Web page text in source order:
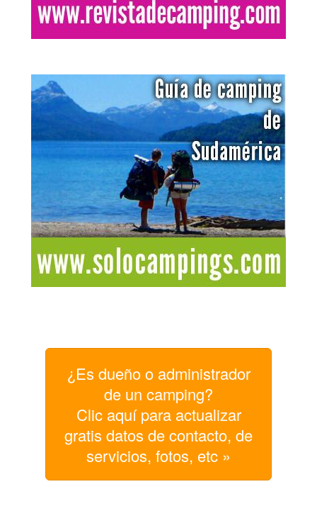
¿Es dueño o administrador
de un camping?
Clic aquí para actualizar
gratis datos de contacto, de
servicios, fotos, etc »